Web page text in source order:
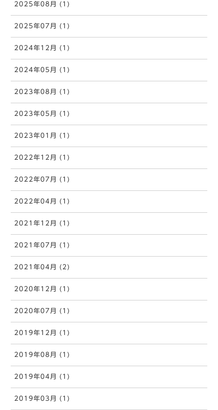
2025年08月 (1)
2025年07月 (1)
2024年12月 (1)
2024年05月 (1)
2023年08月 (1)
2023年05月 (1)
2023年01月 (1)
2022年12月 (1)
2022年07月 (1)
2022年04月 (1)
2021年12月 (1)
2021年07月 (1)
2021年04月 (2)
2020年12月 (1)
2020年07月 (1)
2019年12月 (1)
2019年08月 (1)
2019年04月 (1)
2019年03月 (1)